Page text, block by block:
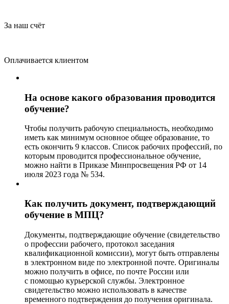
За наш счёт
Оплачивается клиентом
На основе какого образования проводится
обучение?
Чтобы получить рабочую специальность, необходимо
иметь как минимум основное общее образование, то
есть окончить 9 классов. Список рабочих профессий, по
которым проводится профессиональное обучение,
можно найти в Приказе Минпросвещения РФ от 14
июля 2023 года № 534.
Как получить документ, подтверждающий
обучение в МПЦ?
Документы, подтверждающие обучение (свидетельство
о профессии рабочего, протокол заседания
квалификационной комиссии), могут быть отправлены
в электронном виде по электронной почте. Оригиналы
можно получить в офисе, по почте России или
с помощью курьерской службы. Электронное
свидетельство можно использовать в качестве
временного подтверждения до получения оригинала.